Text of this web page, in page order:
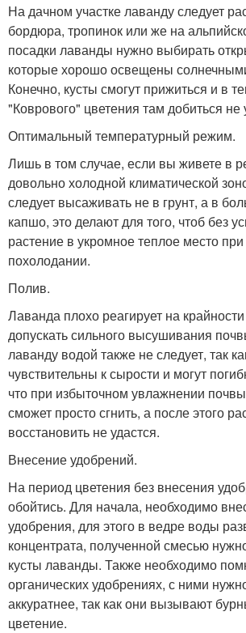
На дачном участке лаванду следует
бордюра, тропинок или же на
посадки лаванды нужно выбирать
которые хорошо освещены
Конечно, кусты смогут прижиться и в
"Коврового" цветения там добиться не
Оптимальный температурный режим.
Лишь в том случае, если вы живете в
довольно холодной климатической
следует высаживать не в грунт, а в
капшо, это делают для того, чтоб без
растение в укромное теплое место
похолодании.
Полив.
Лаванда плохо реагирует на
допускать сильного высушивания
лаванду водой также не следует, так
чувствительны к сырости и могут
что при избыточном увлажнении
сможет просто сгнить, а после этого
восстановить не удастся.
Внесение удобрений.
На период цветения без внесения
обойтись. Для начала, необходимо
удобрения, для этого в ведре воды
концентрата, полученной смесью
кусты лаванды. Также необходимо
органических удобрениях, с ними
аккуратнее, так как они вызывают
цветение.